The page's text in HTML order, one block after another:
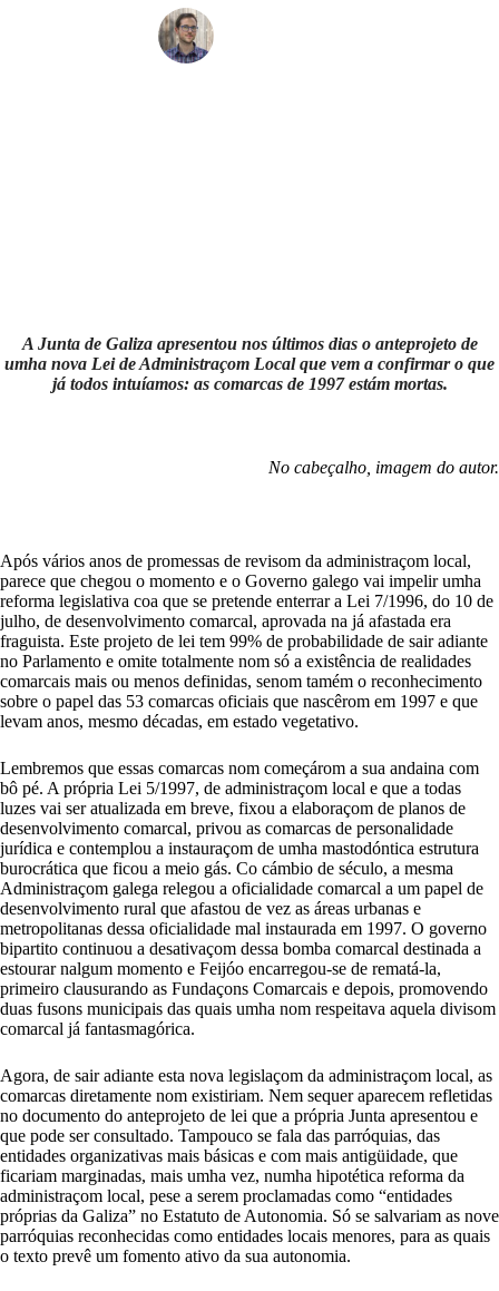
A Junta de Galiza apresentou nos últimos dias o anteprojeto de
umha nova Lei de Administraçom Local que vem a confirmar o que
já todos intuíamos: as comarcas de 1997 estám mortas.
No cabeçalho, imagem do autor.
Após vários anos de promessas de revisom da administraçom local,
parece que chegou o momento e o Governo galego vai impelir umha
reforma legislativa coa que se pretende enterrar a Lei 7/1996, do 10 de
julho, de desenvolvimento comarcal, aprovada na já afastada era
fraguista. Este projeto de lei tem 99% de probabilidade de sair adiante
no Parlamento e omite totalmente nom só a existência de realidades
comarcais mais ou menos definidas, senom tamém o reconhecimento
sobre o papel das 53 comarcas oficiais que nascêrom em 1997 e que
levam anos, mesmo décadas, em estado vegetativo.
Lembremos que essas comarcas nom começárom a sua andaina com
bô pé. A própria Lei 5/1997, de administraçom local e que a todas
luzes vai ser atualizada em breve, fixou a elaboraçom de planos de
desenvolvimento comarcal, privou as comarcas de personalidade
jurídica e contemplou a instauraçom de umha mastodóntica estrutura
burocrática que ficou a meio gás. Co cámbio de século, a mesma
Administraçom galega relegou a oficialidade comarcal a um papel de
desenvolvimento rural que afastou de vez as áreas urbanas e
metropolitanas dessa oficialidade mal instaurada em 1997. O governo
bipartito continuou a desativaçom dessa bomba comarcal destinada a
estourar nalgum momento e Feijóo encarregou-se de rematá-la,
primeiro clausurando as Fundaçons Comarcais e depois, promovendo
duas fusons municipais das quais umha nom respeitava aquela divisom
comarcal já fantasmagórica.
Agora, de sair adiante esta nova legislaçom da administraçom local, as
comarcas diretamente nom existiriam. Nem sequer aparecem refletidas
no documento do anteprojeto de lei que a própria Junta apresentou e
que pode ser consultado. Tampouco se fala das parróquias, das
entidades organizativas mais básicas e com mais antigüidade, que
ficariam marginadas, mais umha vez, numha hipotética reforma da
administraçom local, pese a serem proclamadas como “entidades
próprias da Galiza” no Estatuto de Autonomia. Só se salvariam as nove
parróquias reconhecidas como entidades locais menores, para as quais
o texto prevê um fomento ativo da sua autonomia.